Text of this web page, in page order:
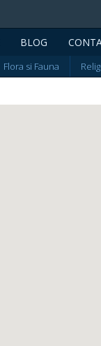
BLOG
Flora si Fauna